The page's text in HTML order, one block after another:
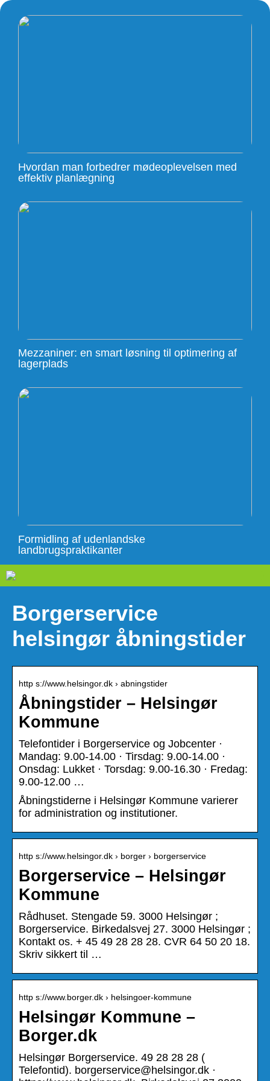
Hvordan man forbedrer mødeoplevelsen med
effektiv planlægning
Mezzaniner: en smart løsning til optimering af
lagerplads
Formidling af udenlandske
landbrugspraktikanter
Borgerservice
helsingør åbningstider
http s://www.helsingor.dk › abningstider
Åbningstider – Helsingør
Kommune
Telefontider i Borgerservice og Jobcenter ·
Mandag: 9.00-14.00 · Tirsdag: 9.00-14.00 ·
Onsdag: Lukket · Torsdag: 9.00-16.30 · Fredag:
9.00-12.00 …
Åbningstiderne i Helsingør Kommune varierer
for administration og institutioner.
http s://www.helsingor.dk › borger › borgerservice
Borgerservice – Helsingør
Kommune
Rådhuset. Stengade 59. 3000 Helsingør ;
Borgerservice. Birkedalsvej 27. 3000 Helsingør ;
Kontakt os. + 45 49 28 28 28. CVR 64 50 20 18.
Skriv sikkert til …
http s://www.borger.dk › helsingoer-kommune
Helsingør Kommune –
Borger.dk
Helsingør Borgerservice. 49 28 28 28 (
Telefontid). borgerservice@helsingor.dk ·